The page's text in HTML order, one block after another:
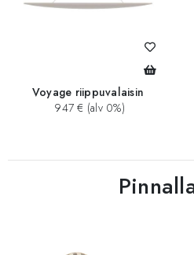
Voyage riippuvalaisin
947 € (alv 0%)